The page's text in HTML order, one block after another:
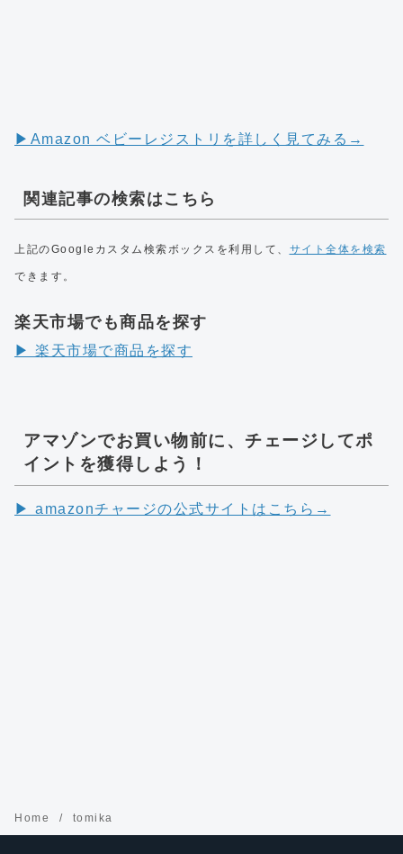
▶︎Amazon ベビーレジストリを詳しく見てみる→
関連記事の検索はこちら
上記のGoogleカスタム検索ボックスを利用して、 サイト全体を検索
できます。
楽天市場でも商品を探す
▶︎ 楽天市場で商品を探す
アマゾンでお買い物前に、チェージしてポ
イントを獲得しよう！
▶︎ amazonチャージの公式サイトはこちら→
Home tomika